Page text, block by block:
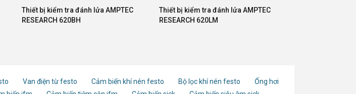
Thiết bị kiểm tra đánh lửa AMPTEC
RESEARCH 620BH
Thiết bị kiểm tra đánh lửa AMPTEC
RESEARCH 620LM
Van điện từ festo Cảm biến khí nén festo Bộ lọc khí nén festo
Ống hơi